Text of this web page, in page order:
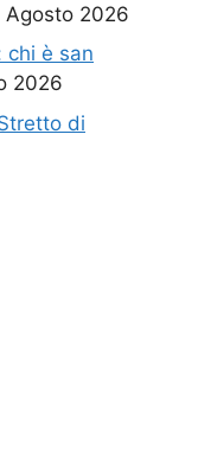
Agosto 2026
chi è san
2026
di